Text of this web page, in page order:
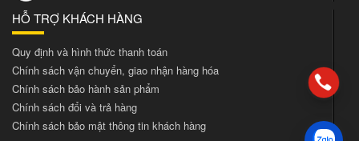
HỖ TRỢ KHÁCH HÀNG
Quy định và hình thức thanh toán
Chính sách vận chuyển, giao nhận hàng hóa
Chính sách bảo hành sản phẩm
Chính sách đổi và trả hàng
Chính sách bảo mật thông tin khách hàng